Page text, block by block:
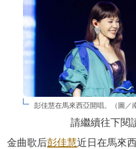
彭佳慧在馬來西亞開唱。（圖／
請繼續往下閱
金曲歌后彭佳慧近日在馬來